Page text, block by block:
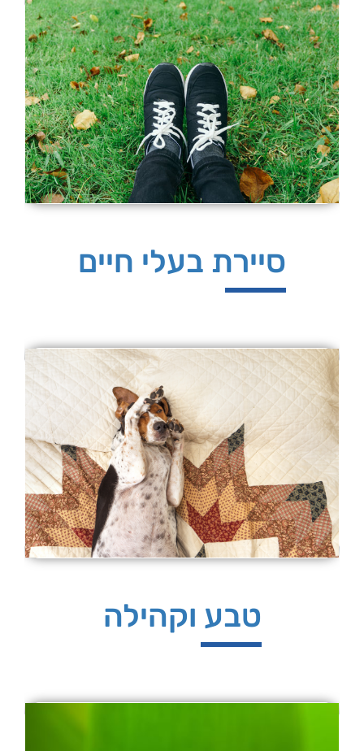
סיירת בעלי חיים
טבע וקהילה